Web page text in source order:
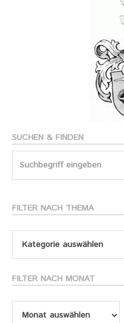
SUCHEN & FINDEN
Search
FILTER NACH THEMA
Filter
FILTER NACH MONAT
Filter
nach